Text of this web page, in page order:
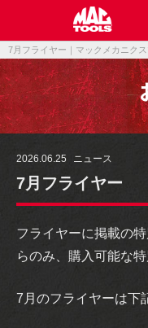
7月フライヤー｜マックメカニク
2026.06.25 ニュース
7月フライヤー
フライヤーに掲載の
らのみ、購入可能な特
7月のフライヤーは下